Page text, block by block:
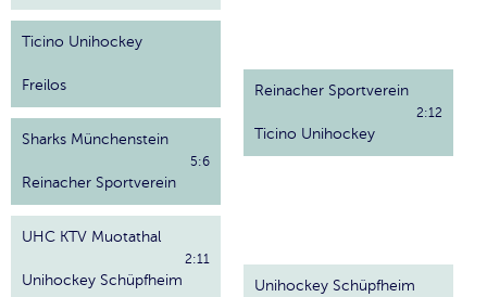
Ticino Unihockey
Freilos
Sharks Münchenstein
Reinacher Sportverein
5:6
UHC KTV Muotathal
Unihockey Schüpfheim
2:11
Reinacher Sportverein
Ticino Unihockey
2:12
Unihockey Schüpfheim